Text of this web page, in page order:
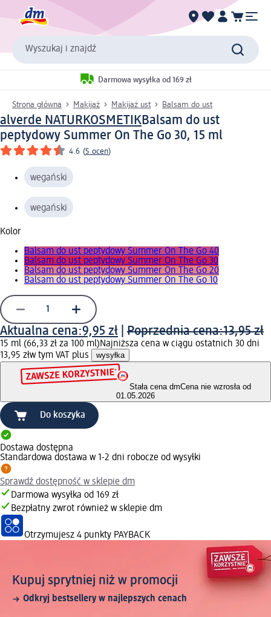
Wyszukaj i znajdź
Darmowa wysyłka od 169 zł
Strona główna Makijaż Makijaż ust Balsam do ust
alverde NATURKOSMETIKBalsam do ust
peptydowy Summer On The Go 30, 15 ml
4.6 (5 ocen)
wegański
wegański
Kolor
Balsam do ust peptydowy Summer On The Go 40
Balsam do ust peptydowy Summer On The Go 30
Balsam do ust peptydowy Summer On The Go 20
Balsam do ust peptydowy Summer On The Go 10
Aktualna cena:9,95 zł Poprzednia cena:13,95 zł
15 ml (66,33 zł za 100 ml)Najniższa cena w ciągu ostatnich 30 dni
13,95 złw tym VAT plus wysyłka
Stała cena dmCena nie wzrosła od
01.05.2026
Do koszyka
Dostawa dostępna
Standardowa dostawa w 1-2 dni robocze od wysyłki
Sprawdź dostępność w sklepie dm
Darmowa wysyłka od 169 zł
Bezpłatny zwrot również w sklepie dm
Otrzymujesz 4 punkty PAYBACK
Kupuj sprytniej niż w promocji
Odkryj bestsellery w najlepszych cenach